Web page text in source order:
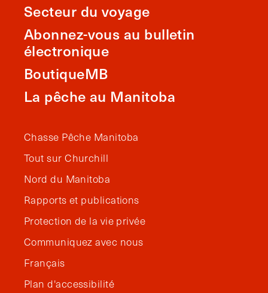
Secteur du voyage
Abonnez-vous au bulletin
électronique
BoutiqueMB
La pêche au Manitoba
Chasse Pêche Manitoba
Tout sur Churchill
Nord du Manitoba
Rapports et publications
Protection de la vie privée
Communiquez avec nous
Français
Plan d'accessibilité